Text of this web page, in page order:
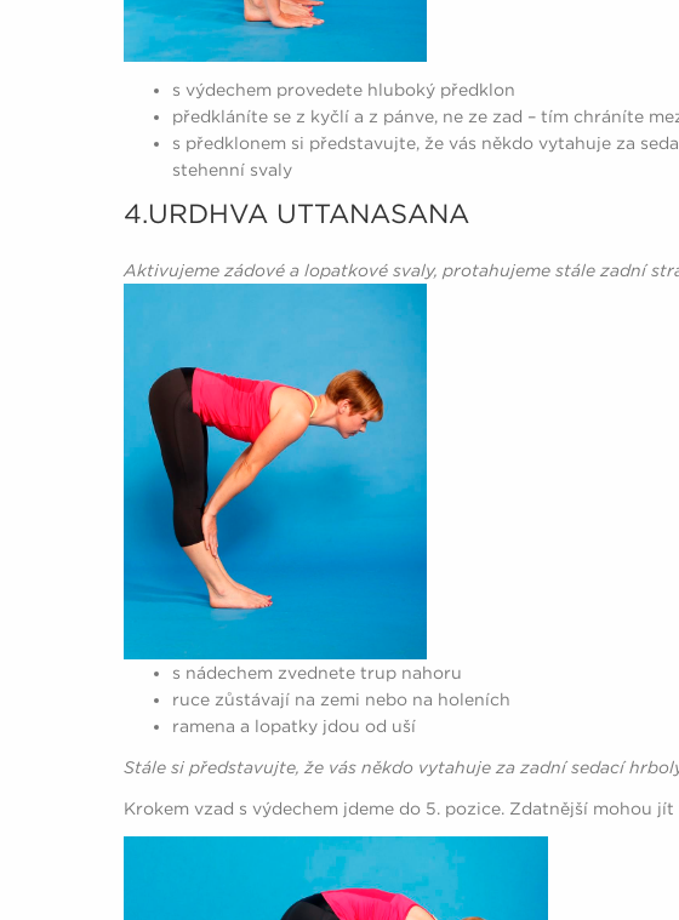
s výdechem provedete hluboký předklon
předkláníte se z kyčlí a z pánve, ne ze zad – tím chráníte
s předklonem si představujte, že vás někdo vytahuje za
stehenní svaly
4.URDHVA UTTANASANA
Aktivujeme zádové a lopatkové svaly, protahujeme stále zadní
s nádechem zvednete trup nahoru
ruce zůstávají na zemi nebo na holeních
ramena a lopatky jdou od uší
Stále si představujte, že vás někdo vytahuje za zadní sedací
Krokem vzad s výdechem jdeme do 5. pozice. Zdatnější mohou